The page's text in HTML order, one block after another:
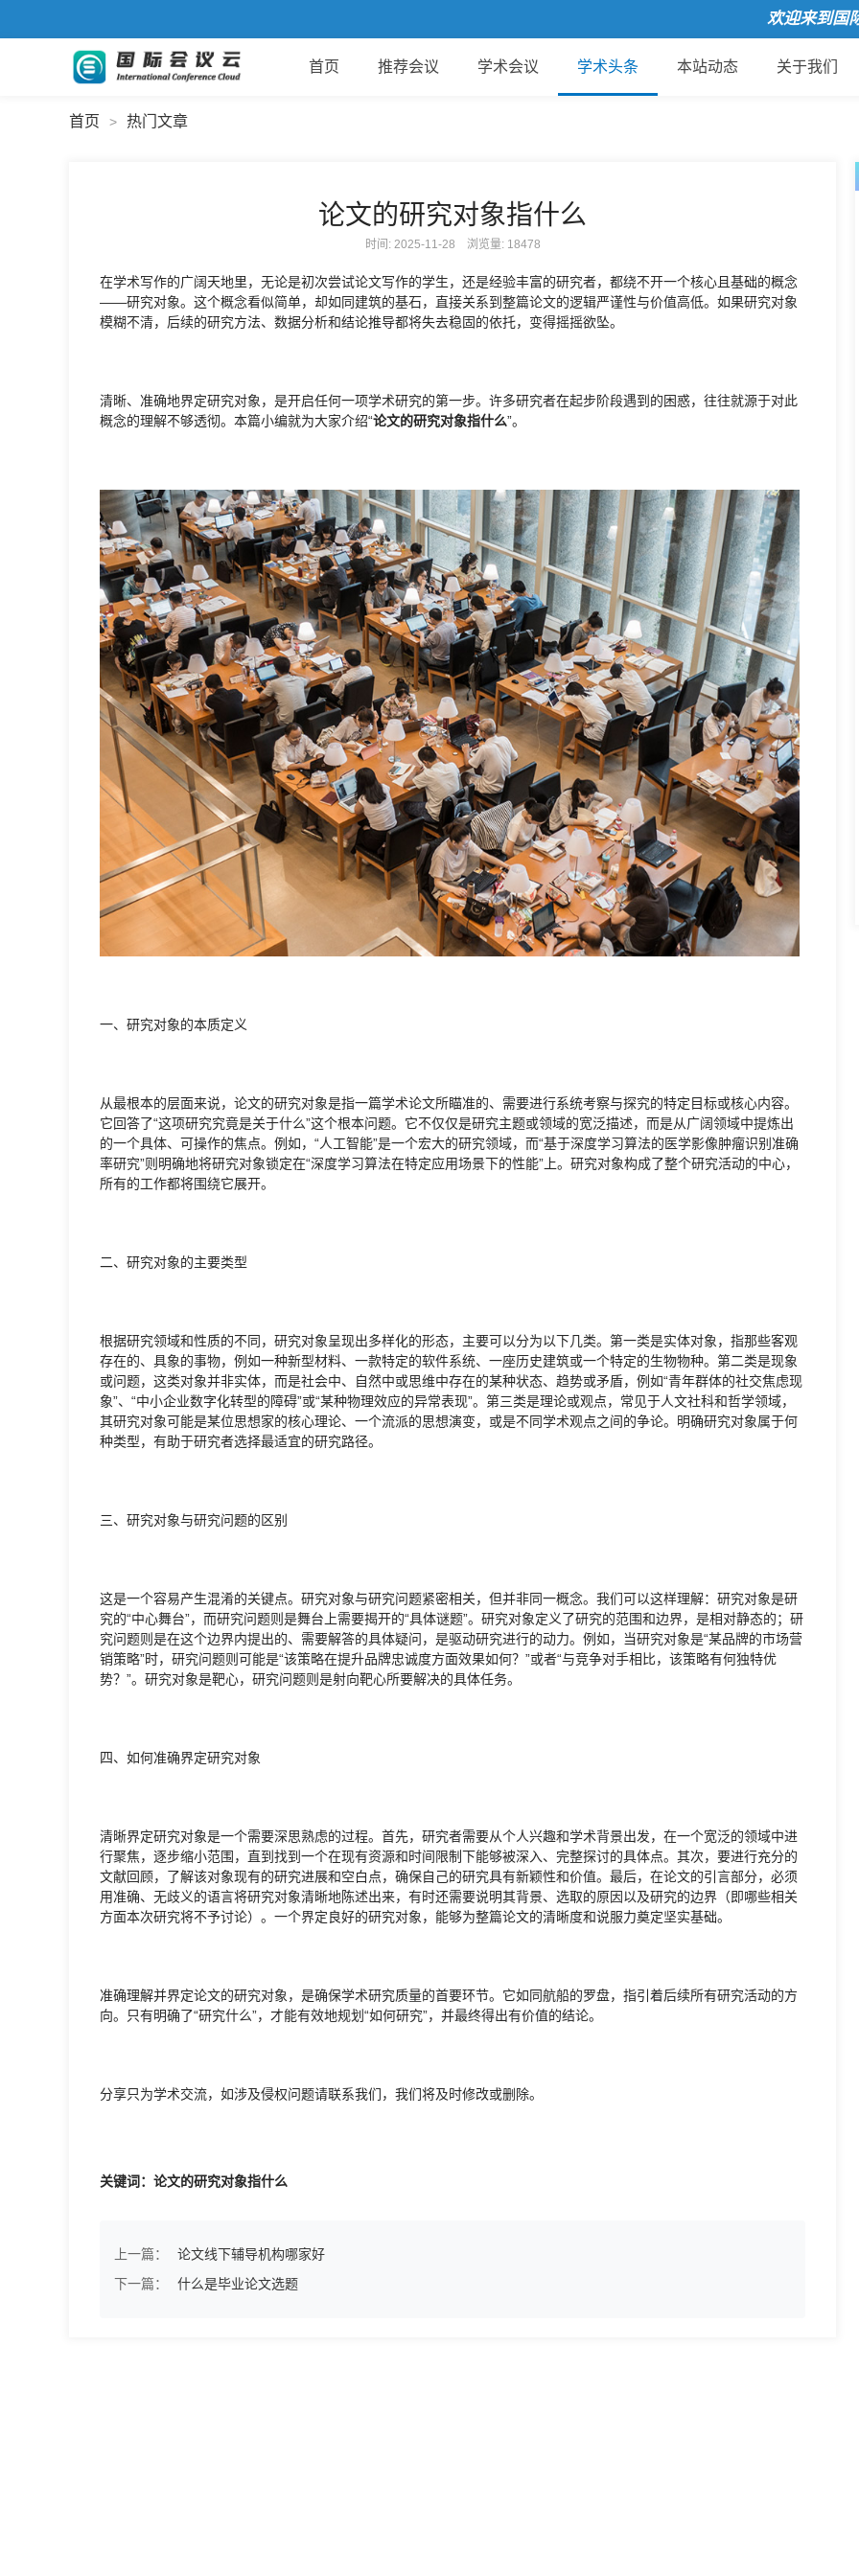
欢迎来到国际会
首页 推荐会议 学术会议 学术头条 本站动态 关于我们
首页 > 热门文章
论文的研究对象指什么
时间: 2025-11-28 浏览量: 18478
在学术写作的广阔天地里，无论是初次尝试论文写作的学生，还是经验丰富的研究者，都绕不开一个核心且基础的概念
——研究对象。这个概念看似简单，却如同建筑的基石，直接关系到整篇论文的逻辑严谨性与价值高低。如果研究对象
模糊不清，后续的研究方法、数据分析和结论推导都将失去稳固的依托，变得摇摇欲坠。
清晰、准确地界定研究对象，是开启任何一项学术研究的第一步。许多研究者在起步阶段遇到的困惑，往往就源于对此
概念的理解不够透彻。本篇小编就为大家介绍“论文的研究对象指什么”。
一、研究对象的本质定义
从最根本的层面来说，论文的研究对象是指一篇学术论文所瞄准的、需要进行系统考察与探究的特定目标或核心内容。
它回答了“这项研究究竟是关于什么”这个根本问题。它不仅仅是研究主题或领域的宽泛描述，而是从广阔领域中提炼出
的一个具体、可操作的焦点。例如，“人工智能”是一个宏大的研究领域，而“基于深度学习算法的医学影像肿瘤识别准确
率研究”则明确地将研究对象锁定在“深度学习算法在特定应用场景下的性能”上。研究对象构成了整个研究活动的中心，
所有的工作都将围绕它展开。
二、研究对象的主要类型
根据研究领域和性质的不同，研究对象呈现出多样化的形态，主要可以分为以下几类。第一类是实体对象，指那些客观
存在的、具象的事物，例如一种新型材料、一款特定的软件系统、一座历史建筑或一个特定的生物物种。第二类是现象
或问题，这类对象并非实体，而是社会中、自然中或思维中存在的某种状态、趋势或矛盾，例如“青年群体的社交焦虑现
象”、“中小企业数字化转型的障碍”或“某种物理效应的异常表现”。第三类是理论或观点，常见于人文社科和哲学领域，
其研究对象可能是某位思想家的核心理论、一个流派的思想演变，或是不同学术观点之间的争论。明确研究对象属于何
种类型，有助于研究者选择最适宜的研究路径。
三、研究对象与研究问题的区别
这是一个容易产生混淆的关键点。研究对象与研究问题紧密相关，但并非同一概念。我们可以这样理解：研究对象是研
究的“中心舞台”，而研究问题则是舞台上需要揭开的“具体谜题”。研究对象定义了研究的范围和边界，是相对静态的；研
究问题则是在这个边界内提出的、需要解答的具体疑问，是驱动研究进行的动力。例如，当研究对象是“某品牌的市场营
销策略”时，研究问题则可能是“该策略在提升品牌忠诚度方面效果如何？”或者“与竞争对手相比，该策略有何独特优
势？”。研究对象是靶心，研究问题则是射向靶心所要解决的具体任务。
四、如何准确界定研究对象
清晰界定研究对象是一个需要深思熟虑的过程。首先，研究者需要从个人兴趣和学术背景出发，在一个宽泛的领域中进
行聚焦，逐步缩小范围，直到找到一个在现有资源和时间限制下能够被深入、完整探讨的具体点。其次，要进行充分的
文献回顾，了解该对象现有的研究进展和空白点，确保自己的研究具有新颖性和价值。最后，在论文的引言部分，必须
用准确、无歧义的语言将研究对象清晰地陈述出来，有时还需要说明其背景、选取的原因以及研究的边界（即哪些相关
方面本次研究将不予讨论）。一个界定良好的研究对象，能够为整篇论文的清晰度和说服力奠定坚实基础。
准确理解并界定论文的研究对象，是确保学术研究质量的首要环节。它如同航船的罗盘，指引着后续所有研究活动的方
向。只有明确了“研究什么”，才能有效地规划“如何研究”，并最终得出有价值的结论。
分享只为学术交流，如涉及侵权问题请联系我们，我们将及时修改或删除。
关键词：论文的研究对象指什么
上一篇：
论文线下辅导机构哪家好
下一篇：
什么是毕业论文选题